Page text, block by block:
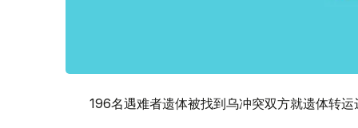
196名遇难者遗体被找到乌冲突双方就遗体转运